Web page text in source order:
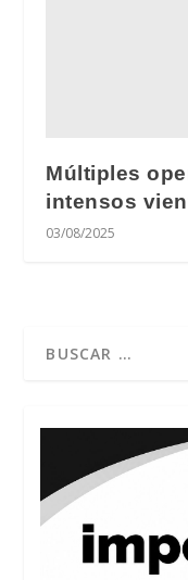
Múltiples
intensos
03/08/2025